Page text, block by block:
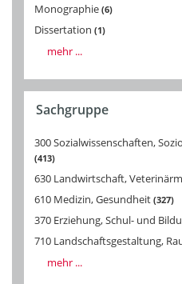
Monographie 6
Dissertation 1
mehr ...
Sachgruppe
300 Sozialwissenschaften,
413
630 Landwirtschaft,
610 Medizin, Gesundheit 327
370 Erziehung, Schul- und
710 Landschaftsgestaltung,
mehr ...